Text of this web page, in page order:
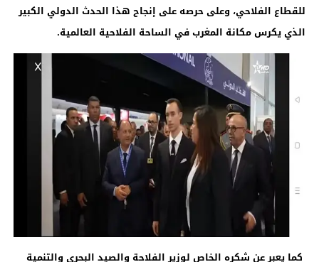
للقطاع الفلاحي، وعلى حرصه على إنجاح هذا الحدث الدولي الكبير
الذي يكرس مكانة المغرب في الساحة الفلاحية العالمية.
كما يعبر عن شكره الخاص لوزير الفلاحة والصيد البحري والتنمية